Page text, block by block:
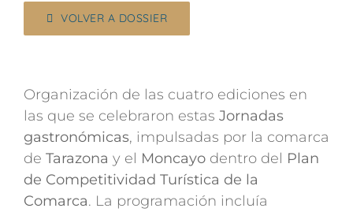
VOLVER A DOSSIER
Organización de las cuatro ediciones en
las que se celebraron estas Jornadas
gastronómicas, impulsadas por la comarca
de Tarazona y el Moncayo dentro del Plan
de Competitividad Turística de la
Comarca. La programación incluía